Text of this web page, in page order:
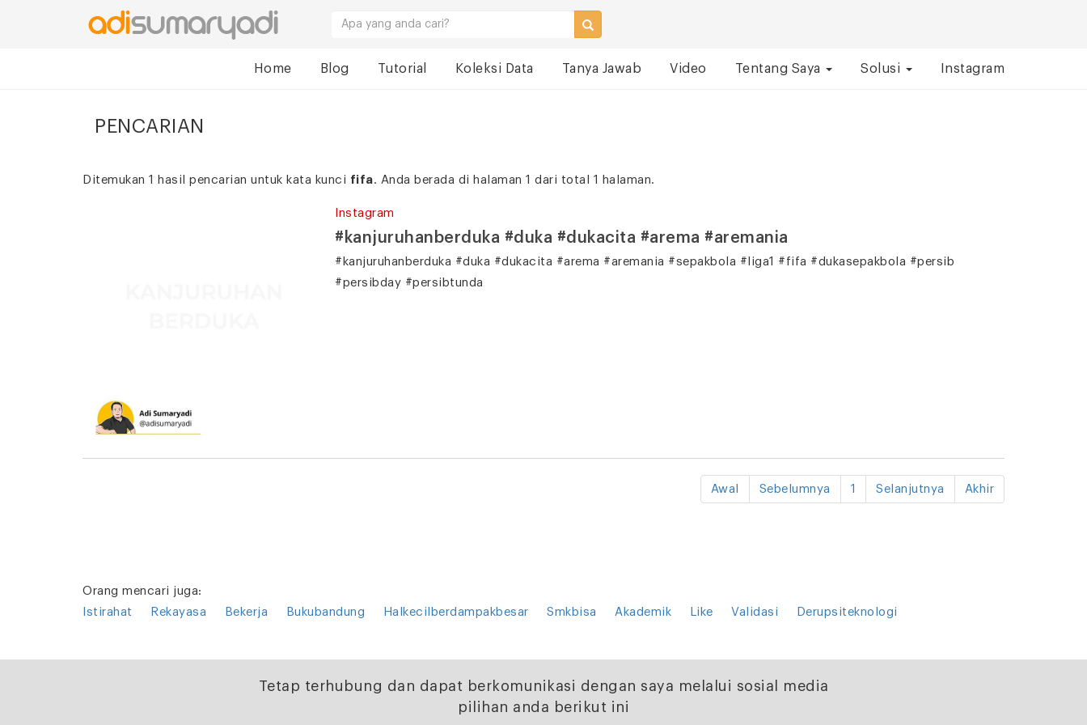
Home Blog Tutorial Koleksi Data Tanya Jawab Video Tentang Saya Solusi Instagram
PENCARIAN
Ditemukan 1 hasil pencarian untuk kata kunci fifa. Anda berada di halaman 1 dari total 1 halaman.
Instagram
#kanjuruhanberduka #duka #dukacita #arema #aremania
#kanjuruhanberduka #duka #dukacita #arema #aremania #sepakbola #liga1 #fifa #dukasepakbola #persib
#persibday #persibtunda
Awal Sebelumnya 1 Selanjutnya Akhir
Orang mencari juga:
Istirahat
Rekayasa Bekerja Bukubandung Halkecilberdampakbesar Smkbisa Akademik Like Validasi Derupsiteknologi
Tetap terhubung dan dapat berkomunikasi dengan saya melalui sosial media
pilihan anda berikut ini